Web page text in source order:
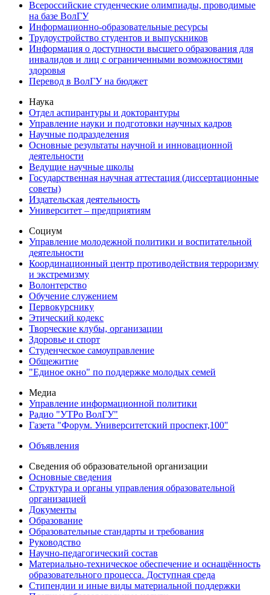
Всероссийские студенческие олимпиады, проводимые
на базе ВолГУ
Информационно-образовательные ресурсы
Трудоустройство студентов и выпускников
Информация о доступности высшего образования для
инвалидов и лиц с ограниченными возможностями
здоровья
Перевод в ВолГУ на бюджет
Наука
Отдел аспирантуры и докторантуры
Управление науки и подготовки научных кадров
Научные подразделения
Основные результаты научной и инновационной
деятельности
Ведущие научные школы
Государственная научная аттестация (диссертационные
советы)
Издательская деятельность
Университет – предприятиям
Социум
Управление молодежной политики и воспитательной
деятельности
Координационный центр противодействия терроризму
и экстремизму
Волонтерство
Обучение служением
Первокурснику
Этический кодекс
Творческие клубы, организации
Здоровье и спорт
Студенческое самоуправление
Общежитие
"Единое окно" по поддержке молодых семей
Медиа
Управление информационной политики
Радио "УТРо ВолГУ"
Газета "Форум. Университетский проспект,100"
Объявления
Сведения об образовательной организации
Основные сведения
Структура и органы управления образовательной
организацией
Документы
Образование
Образовательные стандарты и требования
Руководство
Научно-педагогический состав
Материально-техническое обеспечение и оснащённость
образовательного процесса. Доступная среда
Стипендии и иные виды материальной поддержки